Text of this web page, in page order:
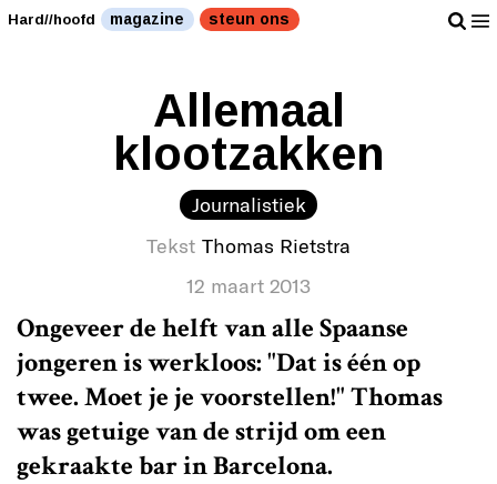
Hard//hoofd magazine steun ons
Allemaal
klootzakken
Journalistiek
Tekst Thomas Rietstra
12 maart 2013
Ongeveer de helft van alle Spaanse
jongeren is werkloos: "Dat is één op
twee. Moet je je voorstellen!" Thomas
was getuige van de strijd om een
gekraakte bar in Barcelona.